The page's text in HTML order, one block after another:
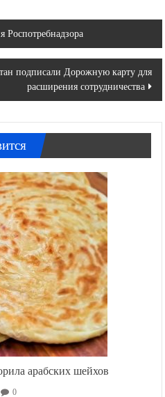
Роспотребнадзора
подписали Дорожную карту для
расширения сотрудничества
арабских шейхов
0